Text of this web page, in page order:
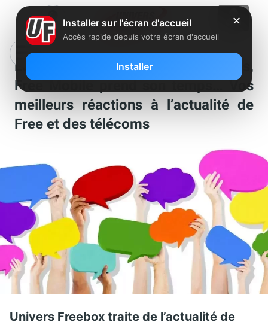
Les raisons du succès de Bouygues,
Free Mobile prend son temps… Vos
meilleurs réactions à l’actualité de
Free et des télécoms
Univers Freebox traite de l’actualité de
✕
Installer sur l'écran d'accueil
Accès rapide depuis votre écran d'accueil
Installer